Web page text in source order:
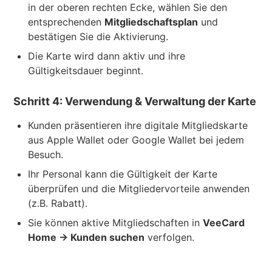
in der oberen rechten Ecke, wählen Sie den
entsprechenden Mitgliedschaftsplan und
bestätigen Sie die Aktivierung.
Die Karte wird dann aktiv und ihre
Gültigkeitsdauer beginnt.
Schritt 4: Verwendung & Verwaltung der Karte
Kunden präsentieren ihre digitale Mitgliedskarte
aus Apple Wallet oder Google Wallet bei jedem
Besuch.
Ihr Personal kann die Gültigkeit der Karte
überprüfen und die Mitgliedervorteile anwenden
(z.B. Rabatt).
Sie können aktive Mitgliedschaften inVeeCard
Home → Kunden suchen verfolgen.